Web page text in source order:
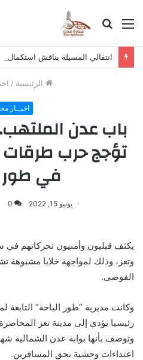
القائمة بحث
انتقالي المسيلة يناقش استكمال
الرئيسية /
اخبــار
باب عدن
تؤجج حرب
في طور
يونيو 15, 2022 0
يكثف قبليون وأمنيون تحركاتهم في
وتعز، وذلك لمواجهة خلايا
الفوضى.
وكانت مديرية “طور الباحة”
وتوصف بأنها بوابة عدن الشمالية
اعتداءات وحشية بحق المسافرين.